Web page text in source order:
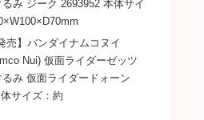
み ジーク 2693952 本体サイ
売】バンダイナムコヌイ
Nui) 仮面ライダーゼッツ
み 仮面ライダードォーン
サイズ：約